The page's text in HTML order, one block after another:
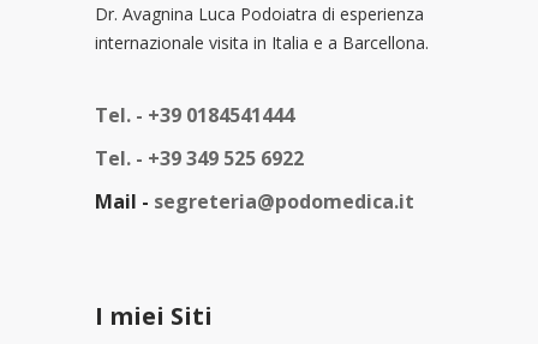
Dr. Avagnina Luca Podoiatra di esperienza
internazionale visita in Italia e a Barcellona.
Tel. - +39 0184541444
Tel. - +39 349 525 6922
Mail - segreteria@podomedica.it
I miei Siti